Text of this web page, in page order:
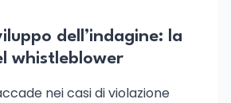
dell’indagine: la
whistleblower
nei casi di violazione